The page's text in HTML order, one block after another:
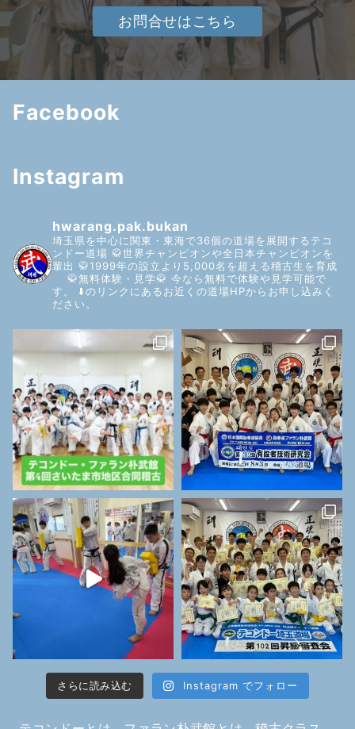
お問合せはこちら
Facebook
Instagram
hwarang.pak.bukan
埼玉県を中心に関東・東海で36個の道場を展開するテコ
ンドー道場 🥋世界チャンピオンや全日本チャンピオンを
輩出 🥋1999年の設立より5,000名を超える稽古生を育成
🥋無料体験・見学🥋 今なら無料で体験や見学可能で
す。
⬇️のリンクにあるお近くの道場HPからお申し込みく
ださい。
さらに読み込む Instagram でフォロー